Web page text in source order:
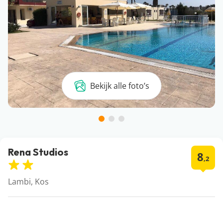
Bekijk alle foto’s
Rena Studios 8,2
Lambi, Kos